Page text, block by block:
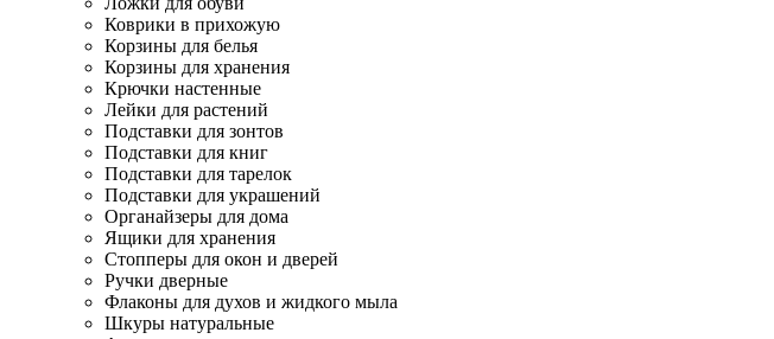
Коврики в прихожую
Корзины для белья
Корзины для хранения
Крючки настенные
Лейки для растений
Подставки для зонтов
Подставки для книг
Подставки для тарелок
Подставки для украшений
Органайзеры для дома
Ящики для хранения
Стопперы для окон и дверей
Ручки дверные
Флаконы для духов и жидкого мыла
Шкуры натуральные